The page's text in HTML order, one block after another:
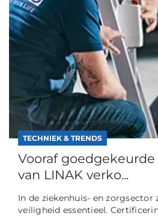
TECHNIEK & TRENDS
Vooraf
van LINAK verko...
In de ziekenhuis- en
veiligheid essentieel.